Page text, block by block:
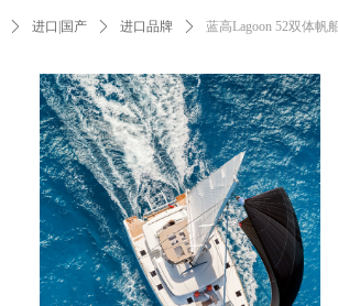
ꄲ 进口|国产 ꄲ 进口品牌 ꄲ 蓝高Lagoon 52双体帆